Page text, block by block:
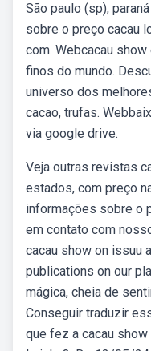
São paulo (sp),
sobre o preço cacau
com. Webcacau
finos do mundo.
universo dos
cacao, trufas.
via google drive.
Veja outras revistas
estados, com preço
informações sobre o
em contato com
cacau show on issuu
publications on our
mágica, cheia de
Conseguir traduzir
que fez a cacau